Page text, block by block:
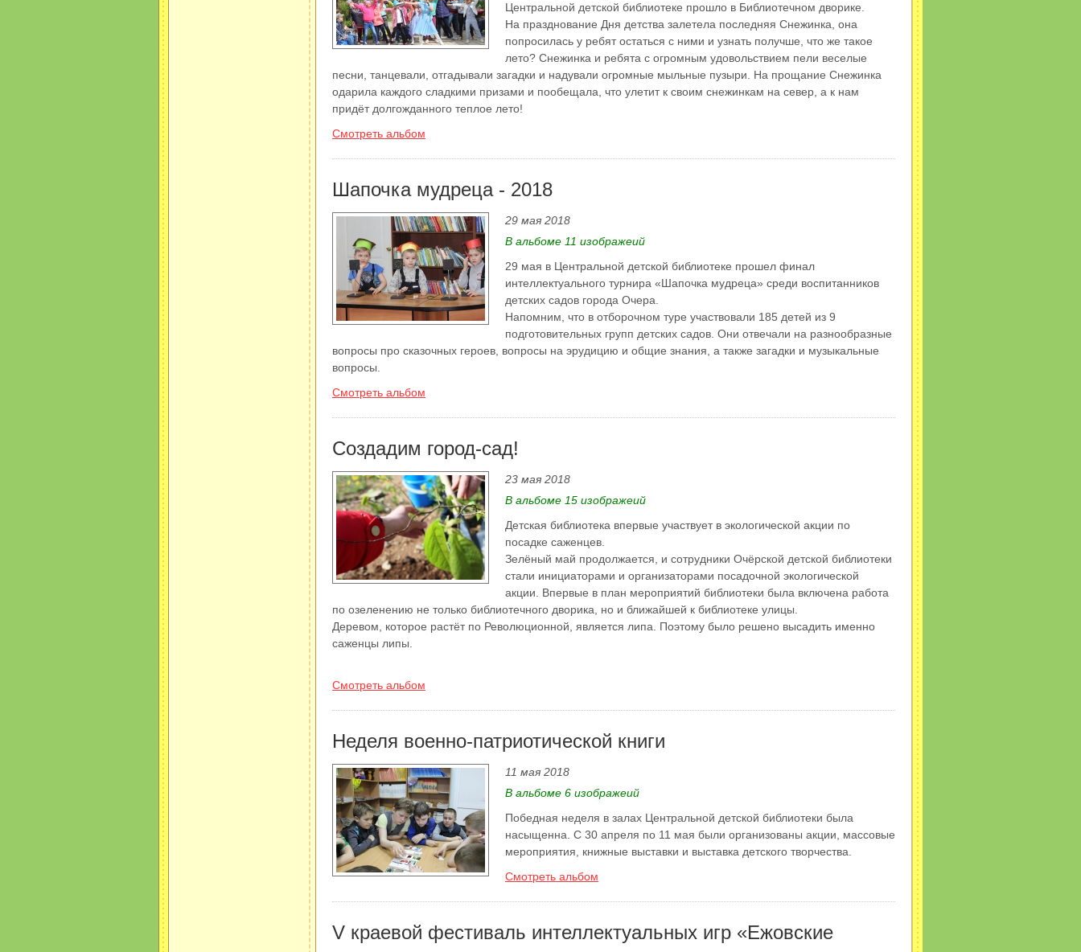
Центральной детской библиотеке прошло в Библиотечном дворике.
На празднование Дня детства залетела последняя Снежинка, она
попросилась у ребят остаться с ними и узнать получше, что же такое
лето? Снежинка и ребята с огромным удовольствием пели веселые
песни, танцевали, отгадывали загадки и надували огромные мыльные пузыри. На прощание Снежинка
одарила каждого сладкими призами и пообещала, что улетит к своим снежинкам на север, а к нам
придёт долгожданного теплое лето!
Смотреть альбом
Шапочка мудреца - 2018
29 мая 2018
В альбоме 11 изображеий
29 мая в Центральной детской библиотеке прошел финал
интеллектуального турнира «Шапочка мудреца» среди воспитанников
детских садов города Очера.
Напомним, что в отборочном туре участвовали 185 детей из 9
подготовительных групп детских садов. Они отвечали на разнообразные
вопросы про сказочных героев, вопросы на эрудицию и общие знания, а также загадки и музыкальные
вопросы.
Смотреть альбом
Создадим город-сад!
23 мая 2018
В альбоме 15 изображеий
Детская библиотека впервые участвует в экологической акции по
посадке саженцев.
Зелёный май продолжается, и сотрудники Очёрской детской библиотеки
стали инициаторами и организаторами посадочной экологической
акции. Впервые в план мероприятий библиотеки была включена работа
по озеленению не только библиотечного дворика, но и ближайшей к библиотеке улицы.
Деревом, которое растёт по Революционной, является липа. Поэтому было решено высадить именно
саженцы липы.
Смотреть альбом
Неделя военно-патриотической книги
11 мая 2018
В альбоме 6 изображеий
Победная неделя в залах Центральной детской библиотеки была
насыщенна. С 30 апреля по 11 мая были организованы акции, массовые
мероприятия, книжные выставки и выставка детского творчества.
Смотреть альбом
V краевой фестиваль интеллектуальных игр «Ежовские